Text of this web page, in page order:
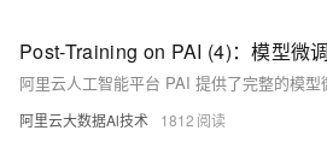
Post-Training on PAI (4)：模型微
阿里云大数据Al技术 1812